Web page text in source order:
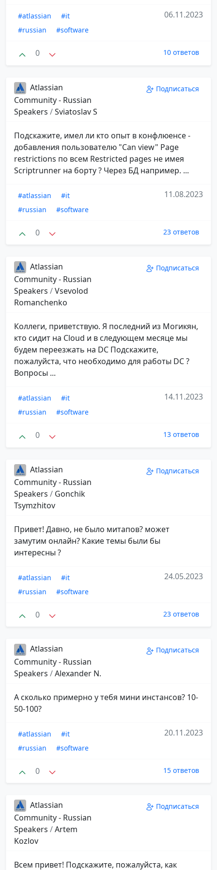
#atlassian
#it
#russian
#software
06.11.2023
0 10 ответов
Atlassian
Community - Russian
Speakers /Sviatoslav S
Подписаться
Подскажите, имел ли кто опыт в конфлюенсе -
добавления пользователю "Can view" Page
restrictions по всем Restricted pages не имея
Scriptrunner на борту ? Через БД например. ...
#atlassian
#it
#russian
#software
11.08.2023
0 23 ответов
Atlassian
Community - Russian
Speakers /Vsevolod
Romanchenko
Подписаться
Коллеги, приветствую. Я последний из Могикян,
кто сидит на Cloud и в следующем месяце мы
будем переезжать на DC Подскажите,
пожалуйста, что необходимо для работы DC ?
Вопросы ...
#atlassian
#it
#russian
#software
14.11.2023
0 13 ответов
Atlassian
Community - Russian
Speakers / Gonchik
Tsymzhitov
Подписаться
Привет! Давно, не было митапов? может
замутим онлайн? Какие темы были бы
интересны ?
#atlassian
#it
#russian
#software
24.05.2023
0 23 ответов
Atlassian
Community - Russian
Speakers /Alexander N.
Подписаться
А сколько примерно у тебя мини инстансов? 10-
50-100?
#atlassian
#it
#russian
#software
20.11.2023
0 15 ответов
Atlassian
Community - Russian
Speakers /Artem
Kozlov
Подписаться
Всем привет! Подскажите, пожалуйста, как